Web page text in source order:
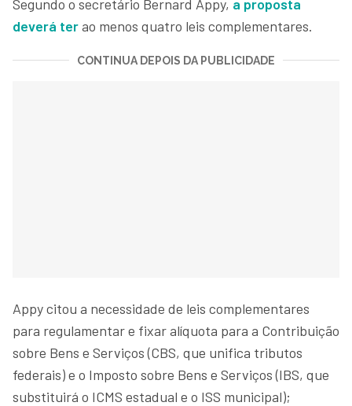
Segundo o secretário Bernard Appy, a proposta
deverá terao menos quatro leis complementares.
CONTINUA DEPOIS DA PUBLICIDADE
Appy citou a necessidade de leis complementares
para regulamentar e fixar alíquota para a Contribuição
sobre Bens e Serviços (CBS, que unifica tributos
federais) e o Imposto sobre Bens e Serviços (IBS, que
substituirá o ICMS estadual e o ISS municipal);